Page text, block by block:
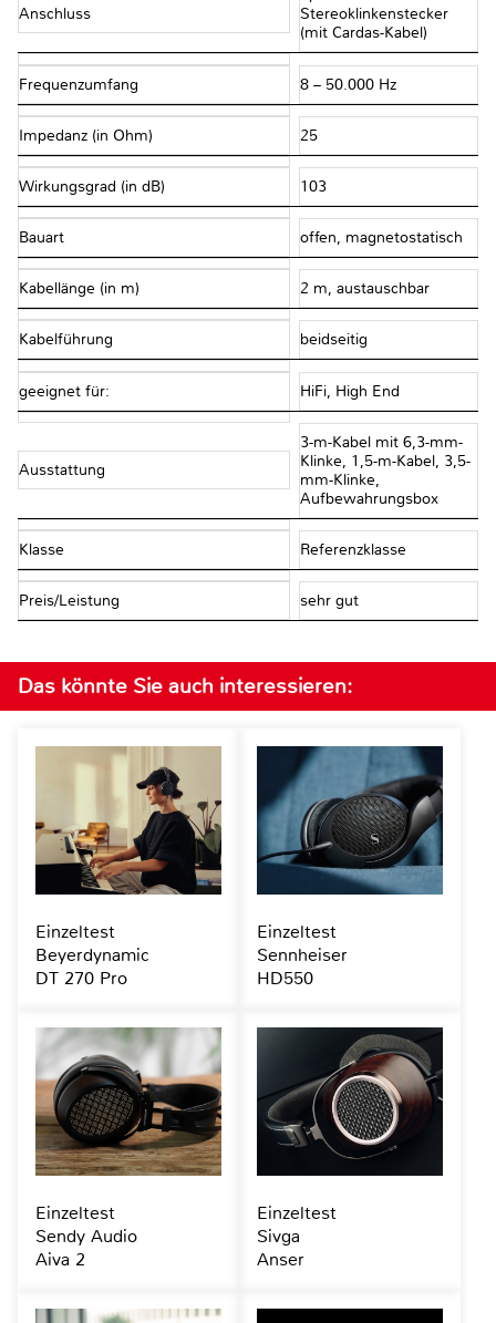
Anschluss
Stereoklinkenstecker
(mit Cardas-Kabel)
Frequenzumfang 8 – 50.000 Hz
Impedanz (in Ohm) 25
Wirkungsgrad (in dB) 103
Bauart offen, magnetostatisch
Kabellänge (in m) 2 m, austauschbar
Kabelführung beidseitig
geeignet für: HiFi, High End
Ausstattung
3-m-Kabel mit 6,3-mm-
Klinke, 1,5-m-Kabel, 3,5-
mm-Klinke,
Aufbewahrungsbox
Klasse Referenzklasse
Preis/Leistung sehr gut
Das könnte Sie auch interessieren:
Einzeltest
Beyerdynamic
DT 270 Pro
Einzeltest
Sennheiser
HD550
Einzeltest
Sendy Audio
Aiva 2
Einzeltest
Sivga
Anser